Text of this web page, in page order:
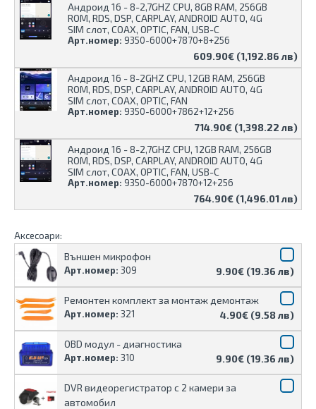
609.90€ (1,192.86 лв)
Андроид 16 - 8-2,7GHZ CPU, 8GB RAM, 256GB
ROM, RDS, DSP, CARPLAY, ANDROID AUTO, 4G
SIM слот, COAX, OPTIC, FAN, USB-C
Арт.номер: 9350-6000+7870+8+256
714.90€ (1,398.22 лв)
Андроид 16 - 8-2GHZ CPU, 12GB RAM, 256GB
ROM, RDS, DSP, CARPLAY, ANDROID AUTO, 4G
SIM слот, COAX, OPTIC, FAN
Арт.номер: 9350-6000+7862+12+256
764.90€ (1,496.01 лв)
Андроид 16 - 8-2,7GHZ CPU, 12GB RAM, 256GB
ROM, RDS, DSP, CARPLAY, ANDROID AUTO, 4G
SIM слот, COAX, OPTIC, FAN, USB-C
Арт.номер: 9350-6000+7870+12+256
Аксесоари:
Външен микрофон
Арт.номер: 309 9.90€ (19.36 лв)
Ремонтен комплект за монтаж демонтаж
Арт.номер: 321 4.90€ (9.58 лв)
OBD модул - диагностика
Арт.номер: 310 9.90€ (19.36 лв)
DVR видеорегистратор с 2 камери за
автомобил